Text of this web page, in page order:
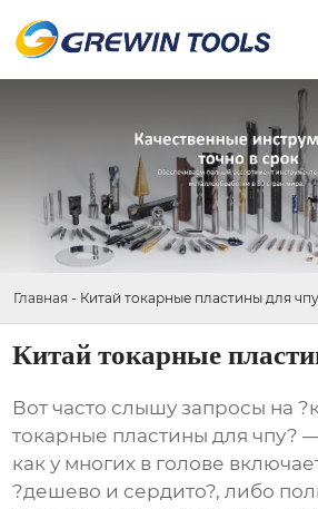
Главная - Китай токарные пластины для чпу
Китай токарные
Вот часто слышу запросы на
токарные пластины для чпу?
как у многих в голове
?дешево и сердито?, либо